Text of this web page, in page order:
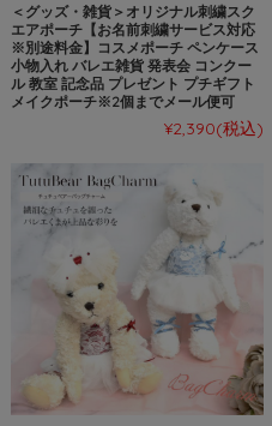
＜グッズ・雑貨＞オリジナル刺繍スク
エアポーチ【お名前刺繍サービス対応
※別途料金】コスメポーチ ペンケース
小物入れ バレエ雑貨 発表会 コンクー
ル 教室 記念品 プレゼント プチギフト
メイクポーチ※2個までメール便可
¥2,390(税込)